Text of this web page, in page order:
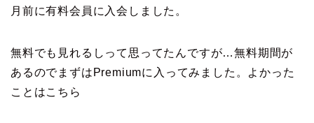
月前に有料会員に入会しました。
無料でも見れるしって思ってたんですが…無料期間が
あるのでまずはPremiumに入ってみました。よかった
ことはこちら